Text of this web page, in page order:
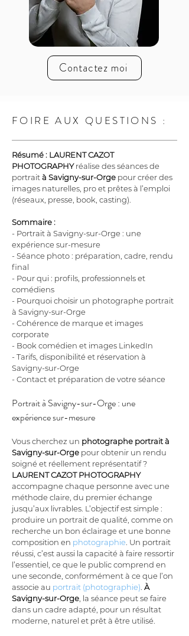
Contactez moi
FOIRE AUX QUESTIONS :
Résumé : LAURENT CAZOT
PHOTOGRAPHY réalise des séances de
portrait à Savigny-sur-Orge pour créer des
images naturelles, pro et prêtes à l’emploi
(réseaux, presse, book, casting).
Sommaire :
- Portrait à Savigny-sur-Orge : une
expérience sur-mesure
- Séance photo : préparation, cadre, rendu
final
- Pour qui : profils, professionnels et
comédiens
- Pourquoi choisir un photographe portrait
à Savigny-sur-Orge
- Cohérence de marque et images
corporate
- Book comédien et images LinkedIn
- Tarifs, disponibilité et réservation à
Savigny-sur-Orge
- Contact et préparation de votre séance
Portrait à Savigny-sur-Orge : une
expérience sur-mesure
Vous cherchez un photographe portrait à
Savigny-sur-Orge pour obtenir un rendu
soigné et réellement représentatif ?
LAURENT CAZOT PHOTOGRAPHY
accompagne chaque personne avec une
méthode claire, du premier échange
jusqu’aux livrables. L’objectif est simple :
produire un portrait de qualité, comme on
recherche un bon éclairage et une bonne
composition en photographie . Un portrait
réussi, c’est aussi la capacité à faire ressortir
l’essentiel, ce que le public comprend en
une seconde, conformément à ce que l’on
associe au portrait (photographie) À
Savigny-sur-Orge , la séance peut se faire
dans un cadre adapté, pour un résultat
moderne, naturel et prêt à être utilisé.